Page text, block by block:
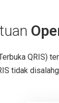
QRIS)
tidak